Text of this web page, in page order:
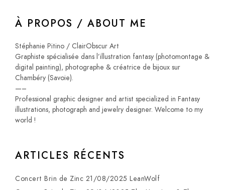
À PROPOS / ABOUT ME
Stéphanie Pitino / ClairObscur Art
Graphiste spécialisée dans l’illustration fantasy (photomontage &
digital painting), photographe & créatrice de bijoux sur
Chambéry (Savoie).
—–
Professional graphic designer and artist specialized in Fantasy
illustrations, photograph and jewelry designer. Welcome to my
world !
ARTICLES RÉCENTS
Concert Brin de Zinc 21/08/2025 LeanWolf